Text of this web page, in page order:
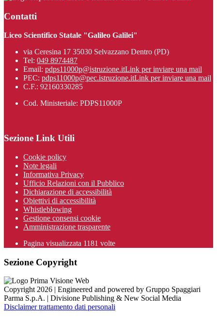
Contatti
Liceo Scientifico Statale "Galileo Galilei"
via Ceresina 17 35030 Selvazzano Dentro (PD)
Tel: 049 8974487
Email: pdps11000p@istruzione.itLink per inviare una mail
PEC: pdps11000p@pec.istruzione.itLink per inviare una mail
C.F.: 92160330285
Cod. Ministeriale: PDPS11000P
Sezione Link Utili
Cookie policy
Note legali
Informativa Privacy
Ufficio Relazioni con il Pubblico
Dichiarazione di accessibilità
Obiettivi di accessibilità
Whistleblowing
Gestione consensi cookie
Amministrazione trasparente
Pagina visualizzata 1181 volte
Sezione Copyright
Copyright 2026 | Engineered and powered by Gruppo Spaggiari
Parma S.p.A. | Divisione Publishing & New Social Media
Disclaimer trattamento dati personali